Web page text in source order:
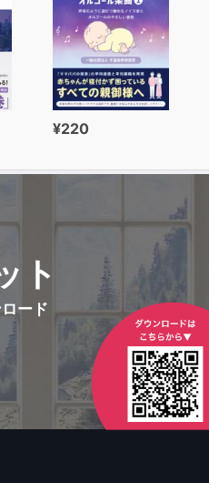
¥220
ト
ード